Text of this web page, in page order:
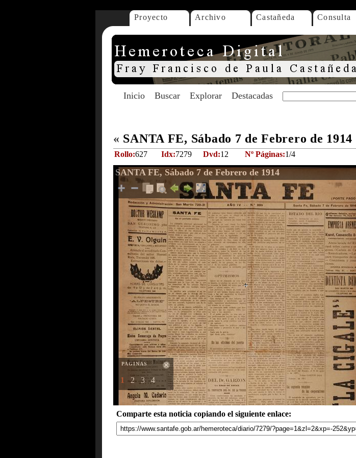
Proyecto Archivo Castañeda Consulta
Inicio Buscar Explorar Destacadas
« SANTA FE, Sábado 7 de Febrero de 1914
Rollo:627 Idx:7279 Dvd:12 Nº Páginas:1/4
SANTA FE, Sábado 7 de Febrero de 1914
PAGINAS
1 2 3 4
Comparte esta noticia copiando el siguiente enlace: